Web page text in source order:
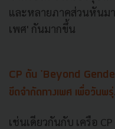
และหลายภาคส่วนหันม
เพศ' กันมากขึ้น
CP ดัน 'Beyond
ขีดจำกัดทางเพศ เพื่อวันพ
เช่นเดียวกันกับ เครือ